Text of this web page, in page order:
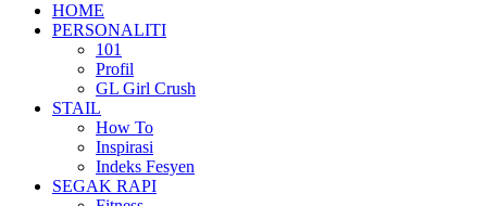
HOME
PERSONALITI
101
Profil
GL Girl Crush
STAIL
How To
Inspirasi
Indeks Fesyen
SEGAK RAPI